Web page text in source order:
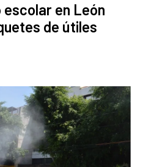
en León
de útiles